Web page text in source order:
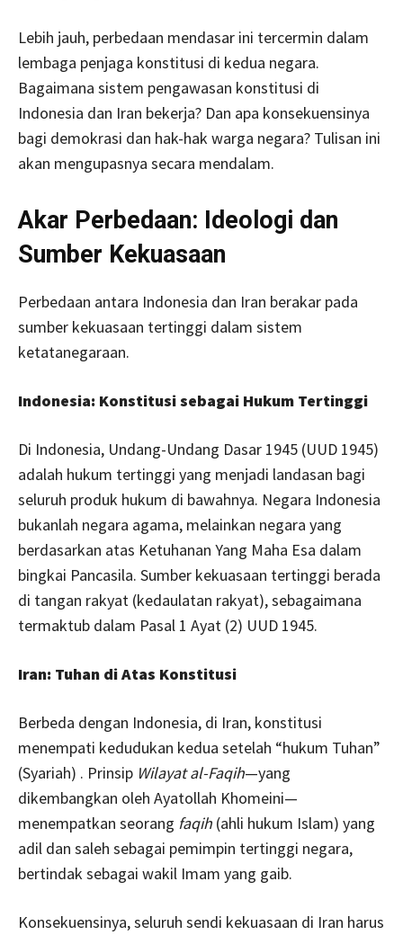
Lebih jauh, perbedaan mendasar ini tercermin dalam
lembaga penjaga konstitusi di kedua negara.
Bagaimana sistem pengawasan konstitusi di
Indonesia dan Iran bekerja? Dan apa konsekuensinya
bagi demokrasi dan hak-hak warga negara? Tulisan ini
akan mengupasnya secara mendalam.
Akar Perbedaan: Ideologi dan
Sumber Kekuasaan
Perbedaan antara Indonesia dan Iran berakar pada
sumber kekuasaan tertinggi dalam sistem
ketatanegaraan.
Indonesia: Konstitusi sebagai Hukum Tertinggi
Di Indonesia, Undang-Undang Dasar 1945 (UUD 1945)
adalah hukum tertinggi yang menjadi landasan bagi
seluruh produk hukum di bawahnya. Negara Indonesia
bukanlah negara agama, melainkan negara yang
berdasarkan atas Ketuhanan Yang Maha Esa dalam
bingkai Pancasila. Sumber kekuasaan tertinggi berada
di tangan rakyat (kedaulatan rakyat), sebagaimana
termaktub dalam Pasal 1 Ayat (2) UUD 1945.
Iran: Tuhan di Atas Konstitusi
Berbeda dengan Indonesia, di Iran, konstitusi
menempati kedudukan kedua setelah “hukum Tuhan”
(Syariah) . Prinsip Wilayat al-Faqih—yang
dikembangkan oleh Ayatollah Khomeini—
menempatkan seorang faqih (ahli hukum Islam) yang
adil dan saleh sebagai pemimpin tertinggi negara,
bertindak sebagai wakil Imam yang gaib.
Konsekuensinya, seluruh sendi kekuasaan di Iran harus